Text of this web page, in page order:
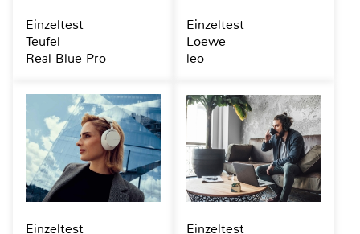
Einzeltest
Teufel
Real Blue Pro
Einzeltest
Loewe
leo
Einzeltest
Einzeltest